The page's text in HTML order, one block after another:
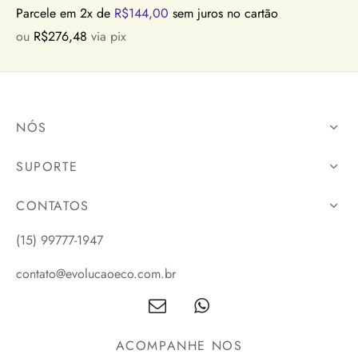
Parcele em 2x de R$144,00 sem juros no cartão
ou R$276,48 via pix
ACOMPANHE NOS
SUPORTE
CONTATOS
(15) 99777-1947
contato@evolucaoeco.com.br
NÓS